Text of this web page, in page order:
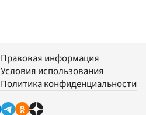
Правовая информация
Условия использования
Политика конфиденциальности